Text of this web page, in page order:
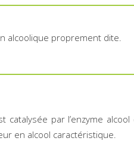
alcoolique proprement dite.
par l’enzyme
en alcool caractéristique.